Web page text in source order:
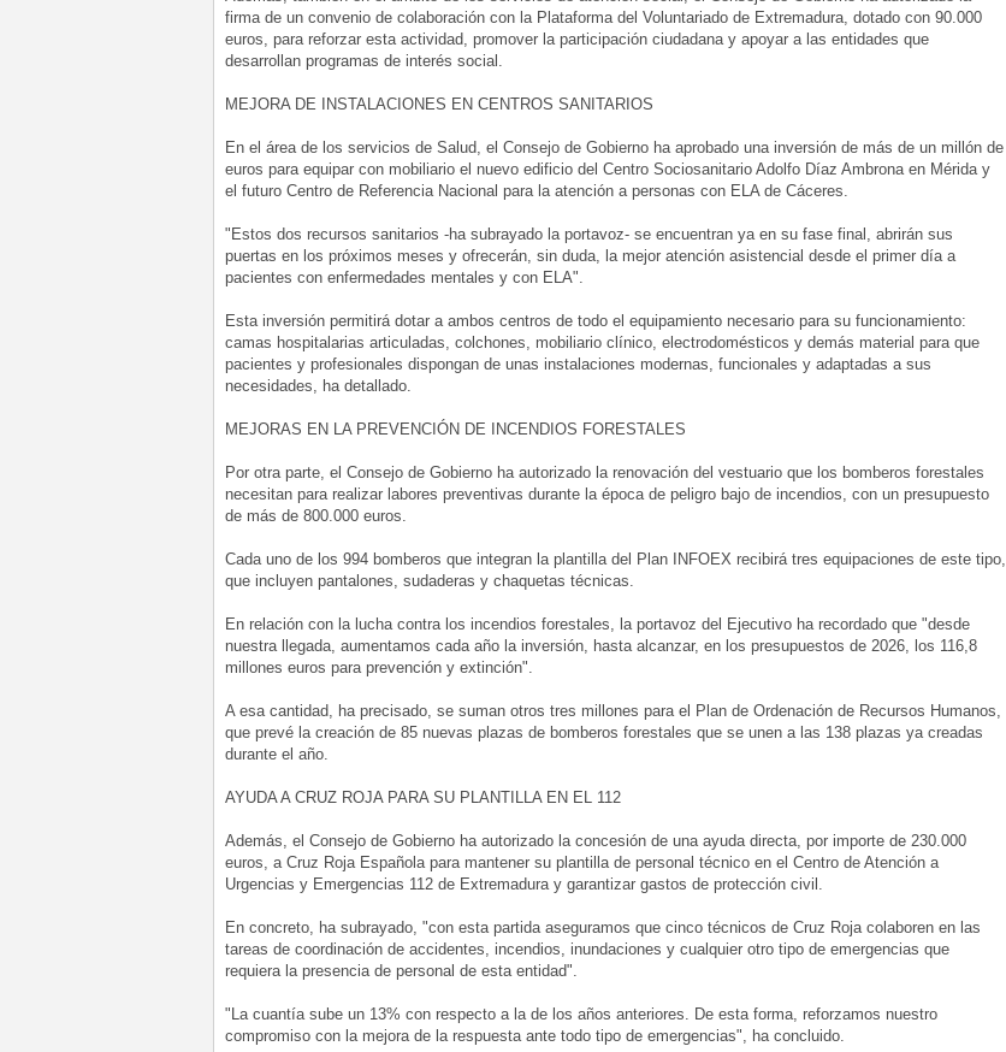
firma de un convenio de colaboración con la Plataforma del Voluntariado de Extremadura, dotado con 90.000
euros, para reforzar esta actividad, promover la participación ciudadana y apoyar a las entidades que
desarrollan programas de interés social.
MEJORA DE INSTALACIONES EN CENTROS SANITARIOS
En el área de los servicios de Salud, el Consejo de Gobierno ha aprobado una inversión de más de un millón de
euros para equipar con mobiliario el nuevo edificio del Centro Sociosanitario Adolfo Díaz Ambrona en Mérida y
el futuro Centro de Referencia Nacional para la atención a personas con ELA de Cáceres.
"Estos dos recursos sanitarios -ha subrayado la portavoz- se encuentran ya en su fase final, abrirán sus
puertas en los próximos meses y ofrecerán, sin duda, la mejor atención asistencial desde el primer día a
pacientes con enfermedades mentales y con ELA".
Esta inversión permitirá dotar a ambos centros de todo el equipamiento necesario para su funcionamiento:
camas hospitalarias articuladas, colchones, mobiliario clínico, electrodomésticos y demás material para que
pacientes y profesionales dispongan de unas instalaciones modernas, funcionales y adaptadas a sus
necesidades, ha detallado.
MEJORAS EN LA PREVENCIÓN DE INCENDIOS FORESTALES
Por otra parte, el Consejo de Gobierno ha autorizado la renovación del vestuario que los bomberos forestales
necesitan para realizar labores preventivas durante la época de peligro bajo de incendios, con un presupuesto
de más de 800.000 euros.
Cada uno de los 994 bomberos que integran la plantilla del Plan INFOEX recibirá tres equipaciones de este tipo,
que incluyen pantalones, sudaderas y chaquetas técnicas.
En relación con la lucha contra los incendios forestales, la portavoz del Ejecutivo ha recordado que "desde
nuestra llegada, aumentamos cada año la inversión, hasta alcanzar, en los presupuestos de 2026, los 116,8
millones euros para prevención y extinción".
A esa cantidad, ha precisado, se suman otros tres millones para el Plan de Ordenación de Recursos Humanos,
que prevé la creación de 85 nuevas plazas de bomberos forestales que se unen a las 138 plazas ya creadas
durante el año.
AYUDA A CRUZ ROJA PARA SU PLANTILLA EN EL 112
Además, el Consejo de Gobierno ha autorizado la concesión de una ayuda directa, por importe de 230.000
euros, a Cruz Roja Española para mantener su plantilla de personal técnico en el Centro de Atención a
Urgencias y Emergencias 112 de Extremadura y garantizar gastos de protección civil.
En concreto, ha subrayado, "con esta partida aseguramos que cinco técnicos de Cruz Roja colaboren en las
tareas de coordinación de accidentes, incendios, inundaciones y cualquier otro tipo de emergencias que
requiera la presencia de personal de esta entidad".
"La cuantía sube un 13% con respecto a la de los años anteriores. De esta forma, reforzamos nuestro
compromiso con la mejora de la respuesta ante todo tipo de emergencias", ha concluido.